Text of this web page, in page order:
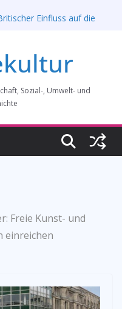
Einfluss auf die
am 1. August 2026
16.6.2026)
1860 -1945:
28. Mai 2026 bis 31.
des
in Augsburg 11/26
Sozial-, Umwelt- und
Freie Kunst- und
einreichen